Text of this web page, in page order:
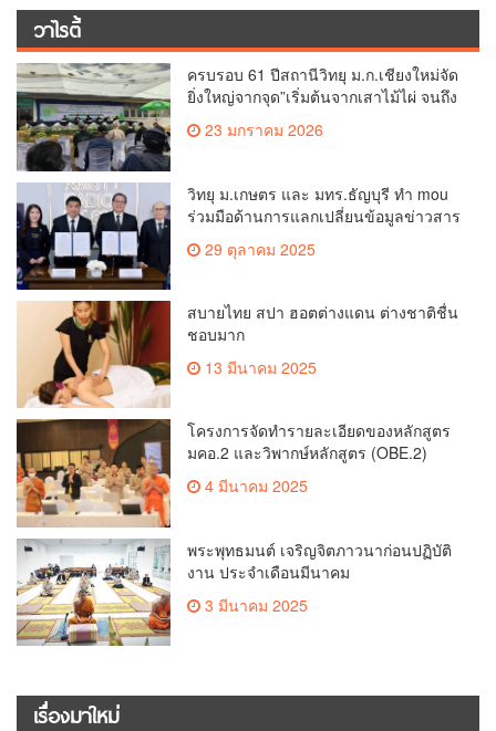
วาไรตี้
ครบรอบ 61 ปีสถานีวิทยุ ม.ก.เชียงใหม่จัด
ยิ่งใหญ่จากจุด”เริ่มต้นจากเสาไม้ไผ่ จนถึง
วันที่มี KURplus ในวันนี้”
23 มกราคม 2026
วิทยุ ม.เกษตร และ มทร.ธัญบุรี ทำ mou
ร่วมมือด้านการแลกเปลี่ยนข้อมูลข่าวสาร
ครอบคลุม
29 ตุลาคม 2025
สบายไทย สปา ฮอตต่างแดน ต่างชาติชื่น
ชอบมาก
13 มีนาคม 2025
โครงการจัดทำรายละเอียดของหลักสูตร
มคอ.2 และวิพากษ์หลักสูตร (OBE.2)
4 มีนาคม 2025
พระพุทธมนต์ เจริญจิตภาวนาก่อนปฏิบัติ
งาน ประจำเดือนมีนาคม
3 มีนาคม 2025
เรื่องมาใหม่